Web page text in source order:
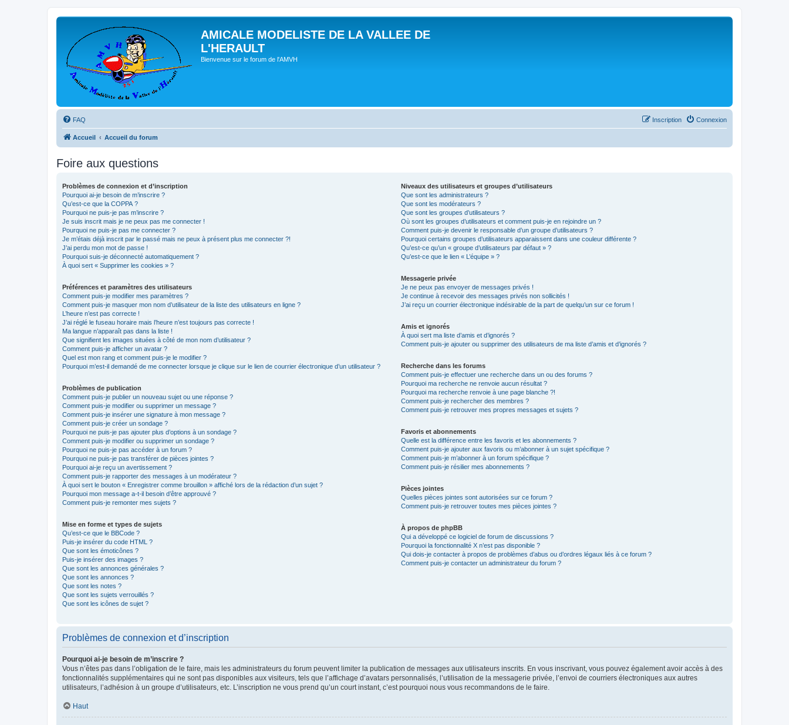
AMICALE MODELISTE DE LA VALLEE DE
L'HERAULT
Bienvenue sur le forum de l'AMVH
FAQ Connexion
Inscription
Accueil Accueil du forum
Foire aux questions
Problèmes de connexion et d’inscription
Pourquoi ai-je besoin de m’inscrire ?
Qu’est-ce que la COPPA ?
Pourquoi ne puis-je pas m’inscrire ?
Je suis inscrit mais je ne peux pas me connecter !
Pourquoi ne puis-je pas me connecter ?
Je m’étais déjà inscrit par le passé mais ne peux à présent plus me connecter ?!
J’ai perdu mon mot de passe !
Pourquoi suis-je déconnecté automatiquement ?
À quoi sert « Supprimer les cookies » ?
Préférences et paramètres des utilisateurs
Comment puis-je modifier mes paramètres ?
Comment puis-je masquer mon nom d’utilisateur de la liste des utilisateurs en ligne ?
L’heure n’est pas correcte !
J’ai réglé le fuseau horaire mais l’heure n’est toujours pas correcte !
Ma langue n’apparaît pas dans la liste !
Que signifient les images situées à côté de mon nom d’utilisateur ?
Comment puis-je afficher un avatar ?
Quel est mon rang et comment puis-je le modifier ?
Pourquoi m’est-il demandé de me connecter lorsque je clique sur le lien de courrier électronique d’un utilisateur ?
Problèmes de publication
Comment puis-je publier un nouveau sujet ou une réponse ?
Comment puis-je modifier ou supprimer un message ?
Comment puis-je insérer une signature à mon message ?
Comment puis-je créer un sondage ?
Pourquoi ne puis-je pas ajouter plus d’options à un sondage ?
Comment puis-je modifier ou supprimer un sondage ?
Pourquoi ne puis-je pas accéder à un forum ?
Pourquoi ne puis-je pas transférer de pièces jointes ?
Pourquoi ai-je reçu un avertissement ?
Comment puis-je rapporter des messages à un modérateur ?
À quoi sert le bouton « Enregistrer comme brouillon » affiché lors de la rédaction d’un sujet ?
Pourquoi mon message a-t-il besoin d’être approuvé ?
Comment puis-je remonter mes sujets ?
Mise en forme et types de sujets
Qu’est-ce que le BBCode ?
Puis-je insérer du code HTML ?
Que sont les émoticônes ?
Puis-je insérer des images ?
Que sont les annonces générales ?
Que sont les annonces ?
Que sont les notes ?
Que sont les sujets verrouillés ?
Que sont les icônes de sujet ?
Niveaux des utilisateurs et groupes d’utilisateurs
Que sont les administrateurs ?
Que sont les modérateurs ?
Que sont les groupes d’utilisateurs ?
Où sont les groupes d’utilisateurs et comment puis-je en rejoindre un ?
Comment puis-je devenir le responsable d’un groupe d’utilisateurs ?
Pourquoi certains groupes d’utilisateurs apparaissent dans une couleur différente ?
Qu’est-ce qu’un « groupe d’utilisateurs par défaut » ?
Qu’est-ce que le lien « L’équipe » ?
Messagerie privée
Je ne peux pas envoyer de messages privés !
Je continue à recevoir des messages privés non sollicités !
J’ai reçu un courrier électronique indésirable de la part de quelqu’un sur ce forum !
Amis et ignorés
À quoi sert ma liste d’amis et d’ignorés ?
Comment puis-je ajouter ou supprimer des utilisateurs de ma liste d’amis et d’ignorés ?
Recherche dans les forums
Comment puis-je effectuer une recherche dans un ou des forums ?
Pourquoi ma recherche ne renvoie aucun résultat ?
Pourquoi ma recherche renvoie à une page blanche ?!
Comment puis-je rechercher des membres ?
Comment puis-je retrouver mes propres messages et sujets ?
Favoris et abonnements
Quelle est la différence entre les favoris et les abonnements ?
Comment puis-je ajouter aux favoris ou m’abonner à un sujet spécifique ?
Comment puis-je m’abonner à un forum spécifique ?
Comment puis-je résilier mes abonnements ?
Pièces jointes
Quelles pièces jointes sont autorisées sur ce forum ?
Comment puis-je retrouver toutes mes pièces jointes ?
À propos de phpBB
Qui a développé ce logiciel de forum de discussions ?
Pourquoi la fonctionnalité X n’est pas disponible ?
Qui dois-je contacter à propos de problèmes d’abus ou d’ordres légaux liés à ce forum ?
Comment puis-je contacter un administrateur du forum ?
Problèmes de connexion et d’inscription
Pourquoi ai-je besoin de m’inscrire ?
Vous n’êtes pas dans l’obligation de le faire, mais les administrateurs du forum peuvent limiter la publication de messages aux utilisateurs inscrits. En vous inscrivant, vous pouvez également avoir accès à des
fonctionnalités supplémentaires qui ne sont pas disponibles aux visiteurs, tels que l’affichage d’avatars personnalisés, l’utilisation de la messagerie privée, l’envoi de courriers électroniques aux autres
utilisateurs, l’adhésion à un groupe d’utilisateurs, etc. L’inscription ne vous prend qu’un court instant, c’est pourquoi nous vous recommandons de le faire.
Haut